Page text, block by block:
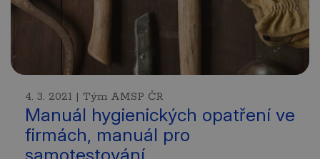
4. 3. 2021 | Tým AMSP ČR
Manuál hygienických opatření ve
firmách, manuál pro
samotestování